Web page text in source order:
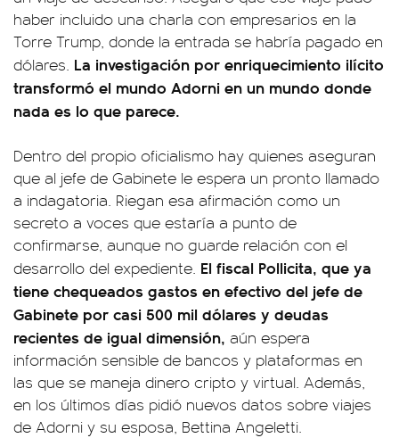
haber incluido una charla con empresarios en la
Torre Trump, donde la entrada se habría pagado en
dólares. La investigación por enriquecimiento ilícito
transformó el mundo Adorni en un mundo donde
nada es lo que parece.
Dentro del propio oficialismo hay quienes aseguran
que al jefe de Gabinete le espera un pronto llamado
a indagatoria. Riegan esa afirmación como un
secreto a voces que estaría a punto de
confirmarse, aunque no guarde relación con el
desarrollo del expediente. El fiscal Pollicita, que ya
tiene chequeados gastos en efectivo del jefe de
Gabinete por casi 500 mil dólares y deudas
recientes de igual dimensión, aún espera
información sensible de bancos y plataformas en
las que se maneja dinero cripto y virtual. Además,
en los últimos días pidió nuevos datos sobre viajes
de Adorni y su esposa, Bettina Angeletti.